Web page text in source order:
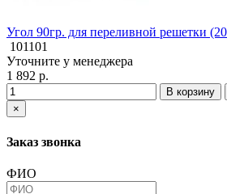
Угол 90гр. для переливной решетки
101101
Уточните у менеджера
1 892 р.
В корзину
×
Заказ звонка
ФИО